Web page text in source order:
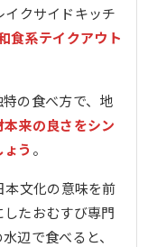
クサイドキッチ
食系テイクアウト
の食べ方で、地
本来の良さをシン
う 。
文化の意味を前
たおむすび専門
辺で食べると、